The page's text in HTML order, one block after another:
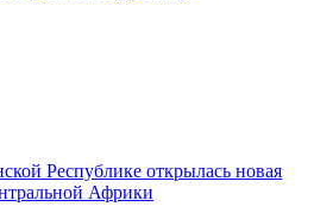
Республике открылась новая
Африки